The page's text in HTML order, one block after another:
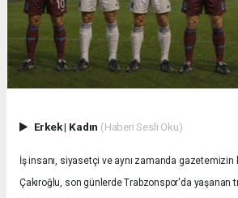
Erkek| Kadın (Haberi Sesli Oku)
İş insanı, siyasetçi ve aynı zamanda gazetemizin
Çakıroğlu, son günlerde Trabzonspor'da yaşanan